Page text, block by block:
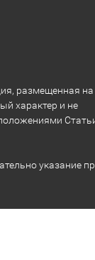
размещенная на
характер и не
указание